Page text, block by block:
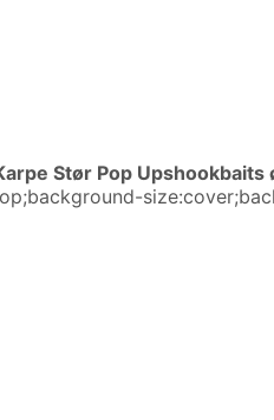
Stør Pop Upshookbaits